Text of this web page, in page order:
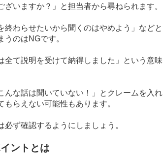
いますか？」と担当者から尋ねられます。
わらせたいから聞くのはやめよう」などと
うのはNGです。
て説明を受けて納得しました」という意味
んな話は聞いていない！」とクレームを入れ
らえない可能性もあります。
ず確認するようにしましょう。
ントとは